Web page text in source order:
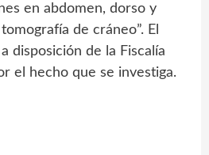
en abdomen, dorso y
de cráneo”. El
disposición de la Fiscalía
el hecho que se investiga.